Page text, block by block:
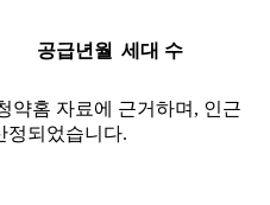
공급년월 세대 수
약홈 자료에 근거하며, 인근
정되었습니다.